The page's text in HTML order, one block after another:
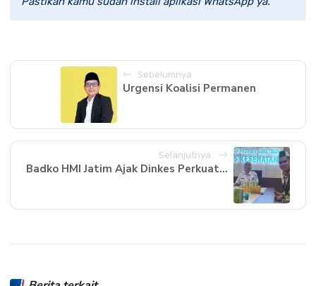
Sebelumnya
Urgensi Koalisi Permanen
Selanjutnya
Badko HMI Jatim Ajak Dinkes Perkuat...